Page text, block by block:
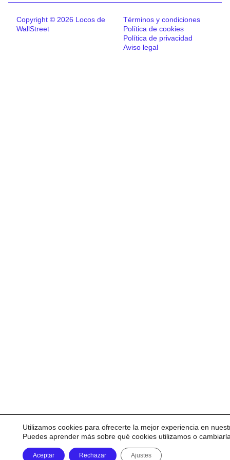
Copyright © 2026 Locos de
WallStreet
Términos y condiciones
Política de cookies
Política de privacidad
Aviso legal
Utilizamos cookies para ofrecerte la mejor experiencia en
Puedes aprender más sobre qué cookies utilizamos o
Aceptar Rechazar Ajustes